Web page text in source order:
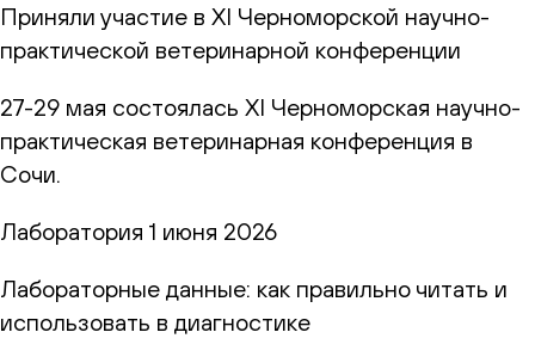
Приняли участие в XI Черноморской научно-
практической ветеринарной конференции
27-29 мая состоялась XI Черноморская научно-
практическая ветеринарная конференция в
Сочи.
Лаборатория 1 июня 2026
Лабораторные данные: как правильно читать и
использовать в диагностике